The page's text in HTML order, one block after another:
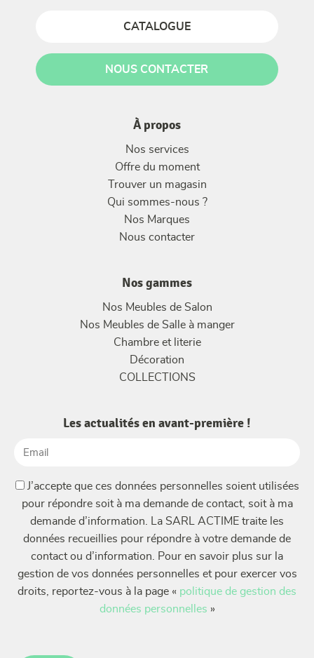
CATALOGUE
NOUS CONTACTER
À propos
Nos services
Offre du moment
Trouver un magasin
Qui sommes-nous ?
Nos Marques
Nous contacter
Nos gammes
Nos Meubles de Salon
Nos Meubles de Salle à manger
Chambre et literie
Décoration
COLLECTIONS
Les actualités en avant-première !
(Nécessaire)
J’accepte que ces données personnelles soient utilisées
pour répondre soit à ma demande de contact, soit à ma
demande d’information. La SARL ACTIME traite les
données recueillies pour répondre à votre demande de
contact ou d’information. Pour en savoir plus sur la
gestion de vos données personnelles et pour exercer vos
droits, reportez-vous à la page « politique de gestion des
données personnelles »